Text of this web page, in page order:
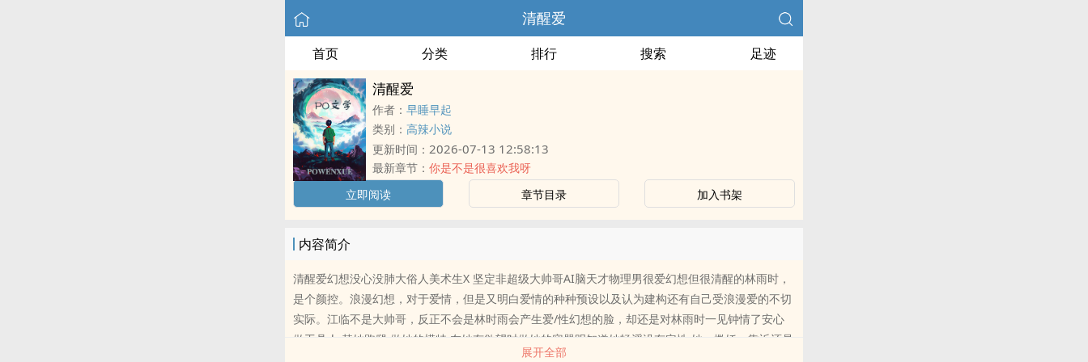
清醒爱
首页 分类 排行 搜索 足迹
清醒爱
作者： 早睡早起
类别： 高辣小说
更新时间： 2026-07-13 12:58:13
最新章节： 你是不是很喜欢我呀
立即阅读
章节目录 加入书架
内容简介
清醒爱幻想没心没肺大俗人美术生X 坚定非超级大帅哥AI脑天才物理男很爱幻想但很清醒的林雨时，
是个颜控。浪漫幻想，对于爱情，但是又明白爱情的种种预设以及认为建构还有自己受浪漫爱的不切
实际。江临不是大帅哥，反正不会是林时雨会产生爱/性幻想的脸，却还是对林雨时一见钟情了安心
做工具人 替她跑腿 做她的模特 在她有欲望时做她的容器明知道她轻浮没有定性 她一撒娇一靠近还是
展开全部